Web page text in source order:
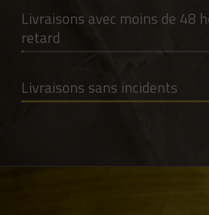
Livraisons avec moins de 48
retard
Livraisons sans incidents